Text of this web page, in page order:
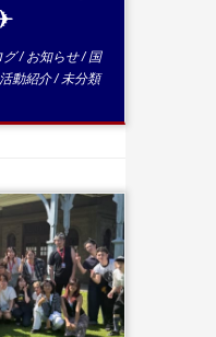
グ/お知らせ/国
動紹介/未分類